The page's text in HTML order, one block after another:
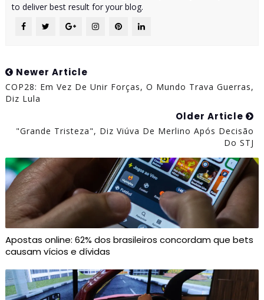
to deliver best result for your blog.
Newer Article
COP28: Em Vez De Unir Forças, O Mundo Trava Guerras,
Diz Lula
Older Article
"Grande Tristeza", Diz Viúva De Merlino Após Decisão
Do STJ
Apostas online: 62% dos brasileiros concordam que bets
causam vícios e dívidas